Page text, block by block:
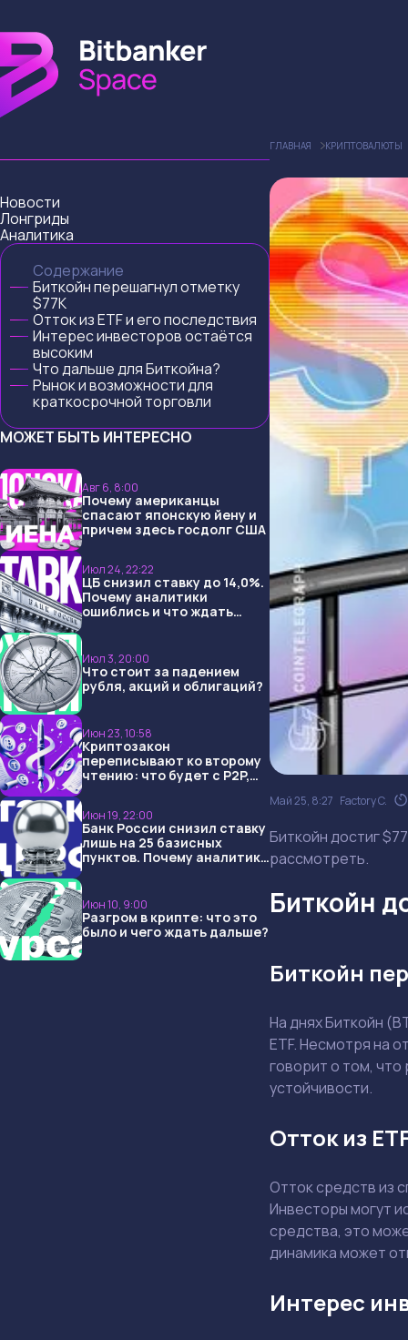
Новости
Лонгриды
Аналитика
Содержание
Биткойн перешагнул отметку
$77K
Отток из ETF и его последствия
Интерес инвесторов остаётся
высоким
Что дальше для Биткойна?
Рынок и возможности для
краткосрочной торговли
МОЖЕТ БЫТЬ ИНТЕРЕСНО
Авг 6, 8:00
Почему американцы
спасают японскую йену и
причем здесь госдолг США
Июл 24, 22:22
ЦБ снизил ставку до 14,0%.
Почему аналитики
ошиблись и что ждать
Июл 3, 20:00
Что стоит за падением
рубля, акций и облигаций?
Июн 23, 10:58
Криптозакон
переписывают ко второму
чтению: что будет с P2P,
Июн 19, 22:00
Банк России снизил ставку
лишь на 25 базисных
пунктов. Почему аналитики
Июн 10, 9:00
Разгром в крипте: что это
было и чего ждать дальше?
ГЛАВНАЯ КРИПТОВАЛЮТЫ
Май 25, 8:27 Factory C.
Биткойн достиг
рассмотреть.
Биткойн
Биткойн
На днях Биткойн
ETF. Несмотря на
говорит о том,
устойчивости.
Отток из
Отток средств из
Инвесторы могут
средства, это
динамика может
Интерес